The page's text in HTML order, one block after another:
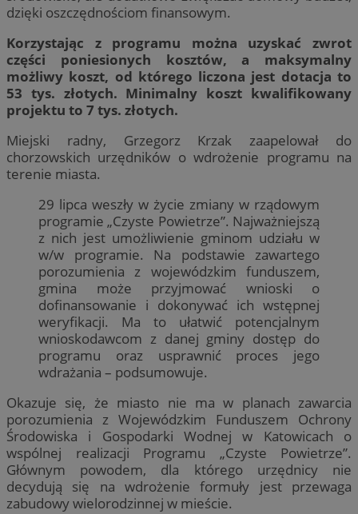
dzięki oszczędnościom finansowym.
Korzystając z programu można uzyskać zwrot
części poniesionych kosztów, a maksymalny
możliwy koszt, od którego liczona jest dotacja to
53 tys. złotych. Minimalny koszt kwalifikowany
projektu to 7 tys. złotych.
Miejski radny, Grzegorz Krzak zaapelował do
chorzowskich urzędników o wdrożenie programu na
terenie miasta.
29 lipca weszły w życie zmiany w rządowym
programie „Czyste Powietrze”. Najważniejszą
z nich jest umożliwienie gminom udziału w
w/w programie. Na podstawie zawartego
porozumienia z wojewódzkim funduszem,
gmina może przyjmować wnioski o
dofinansowanie i dokonywać ich wstępnej
weryfikacji. Ma to ułatwić potencjalnym
wnioskodawcom z danej gminy dostęp do
programu oraz usprawnić proces jego
wdrażania – podsumowuje.
Okazuje się, że miasto nie ma w planach zawarcia
porozumienia z Wojewódzkim Funduszem Ochrony
Środowiska i Gospodarki Wodnej w Katowicach o
wspólnej realizacji Programu „Czyste Powietrze”.
Głównym powodem, dla którego urzędnicy nie
decydują się na wdrożenie formuły jest przewaga
zabudowy wielorodzinnej w mieście.